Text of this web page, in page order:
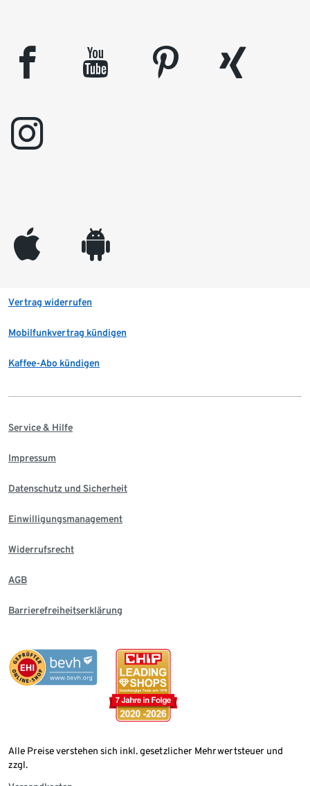
facebook youtube pinterest
xing
instagram
appleinc android
Vertrag widerrufen
Mobilfunkvertrag kündigen
Kaffee-Abo kündigen
Service & Hilfe
Impressum
Datenschutz und Sicherheit
Einwilligungsmanagement
Widerrufsrecht
AGB
Barrierefreiheitserklärung
Alle Preise verstehen sich inkl. gesetzlicher Mehrwertsteuer und
zzgl.